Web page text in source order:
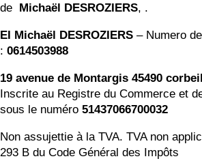
de
Michaël DESROZIERS, .
EI Michaël DESROZIERS – Numero
: 0614503988
19 avenue de Montargis 45490
Inscrite au Registre du Commerce et
sous le numéro 51437066700032
Non assujettie à la TVA. TVA non
293 B du Code Général des Impôts